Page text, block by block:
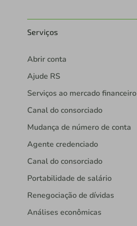
Serviços
Abrir conta
Ajude RS
Serviços ao mercado financeiro
Canal do consorciado
Mudança de número de conta
Agente credenciado
Canal do consorciado
Portabilidade de salário
Renegociação de dívidas
Análises econômicas